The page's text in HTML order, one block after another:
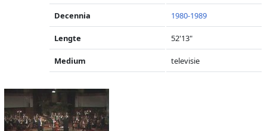
Decennia 1980-1989
Lengte 52'13"
Medium televisie